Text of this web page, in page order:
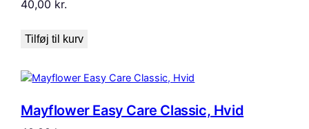
40,00 kr.
Tilføj til kurv
Mayflower Easy Care Classic, Hvid